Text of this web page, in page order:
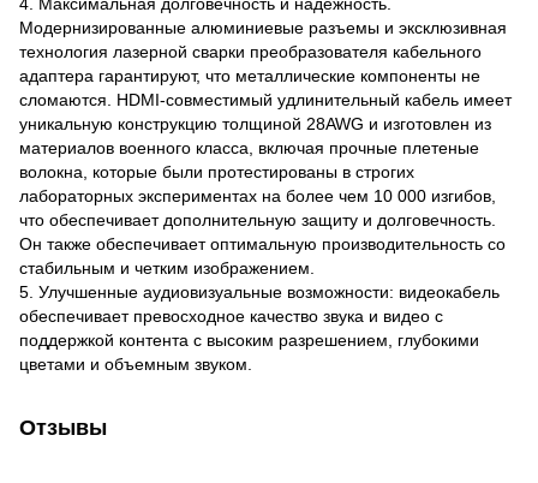
Модернизированные алюминиевые разъемы и эксклюзивная
технология лазерной сварки преобразователя кабельного
адаптера гарантируют, что металлические компоненты не
сломаются. HDMI-совместимый удлинительный кабель имеет
уникальную конструкцию толщиной 28AWG и изготовлен из
материалов военного класса, включая прочные плетеные
волокна, которые были протестированы в строгих
лабораторных экспериментах на более чем 10 000 изгибов,
что обеспечивает дополнительную защиту и долговечность.
Он также обеспечивает оптимальную производительность со
стабильным и четким изображением.
5. Улучшенные аудиовизуальные возможности: видеокабель
обеспечивает превосходное качество звука и видео с
поддержкой контента с высоким разрешением, глубокими
цветами и объемным звуком.
Отзывы